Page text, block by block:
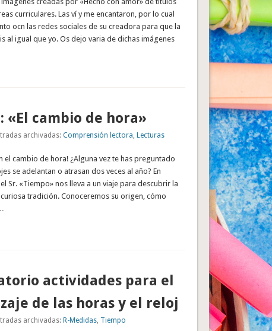
curriculares. Las ví y me encantaron, por lo cual
ocn las redes sociales de su creadora para que la
al igual que yo. Os dejo varia de dichas imágenes
«El cambio de hora»
archivadas: Comprensión lectora, Lecturas
el cambio de hora! ¿Alguna vez te has preguntado
se adelantan o atrasan dos veces al año? En
Sr. «Tiempo» nos lleva a un viaje para descubrir la
tradición. Conoceremos su origen, cómo
actividades para el
de las horas y el reloj
archivadas: R-Medidas, Tiempo